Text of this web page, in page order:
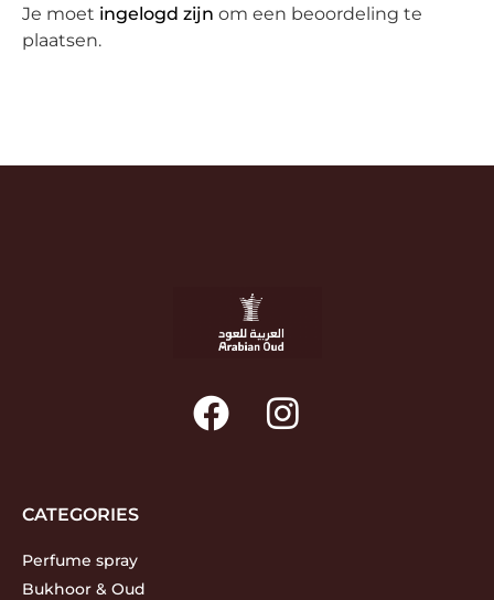
Je moet ingelogd zijn om een beoordeling te
plaatsen.
CATEGORIES
Perfume spray
Bukhoor & Oud